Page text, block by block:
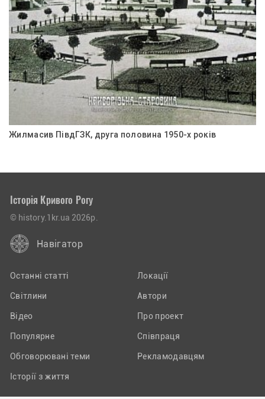
Жилмасив ПівдГЗК, друга половина 1950-х років
Історія Кривого Рогу
© history.1kr.ua 2026р.
Навігатор
Останні статті
Світлини
Відео
Популярне
Обговорювані теми
Історії з життя
Локації
Автори
Про проект
Співпраця
Рекламодавцям